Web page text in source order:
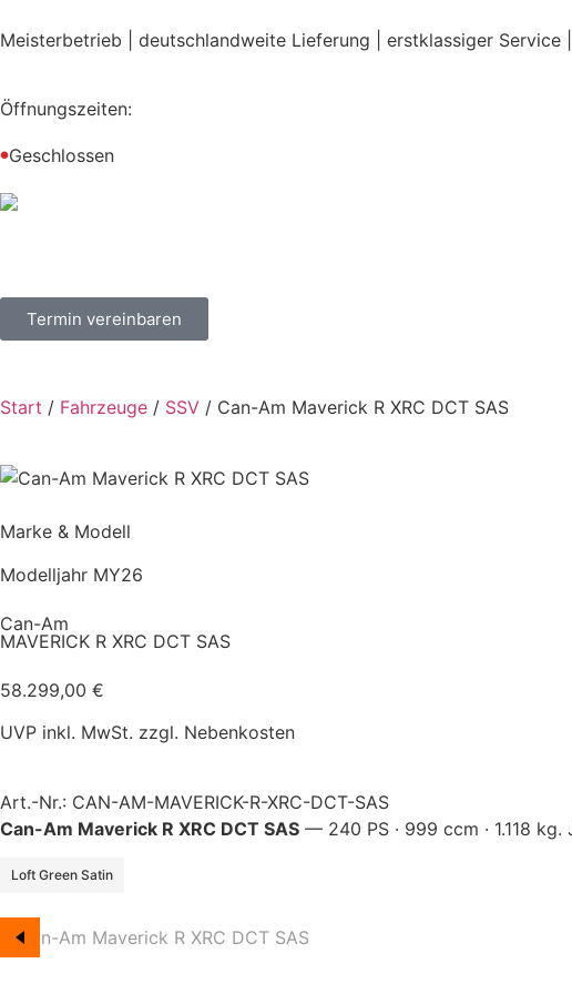
Meisterbetrieb | deutschlandweite Lieferung | erstklassiger Service
Öffnungszeiten:
●Geschlossen
Termin vereinbaren
Start / Fahrzeuge / SSV / Can-Am Maverick R XRC DCT SAS
Marke & Modell
Modelljahr MY26
Can-Am
MAVERICK R XRC DCT SAS
58.299,00 €
UVP inkl. MwSt. zzgl. Nebenkosten
Art.-Nr.: CAN-AM-MAVERICK-R-XRC-DCT-SAS
Can-Am Maverick R XRC DCT SAS — 240 PS · 999 ccm · 1.118
Loft Green Satin